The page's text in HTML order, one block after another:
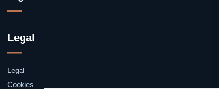
Legal
Legal
Cookies